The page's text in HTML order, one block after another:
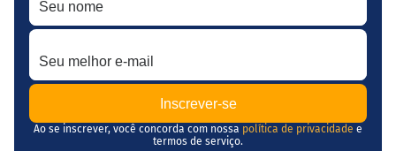
Seu melhor e-mail
Ao se inscrever, você concorda com nossa política de privacidade e
termos de serviço.